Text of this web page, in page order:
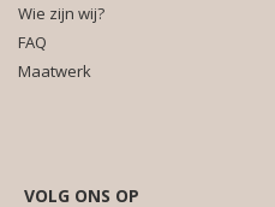
Wie zijn wij?
FAQ
Maatwerk
VOLG ONS OP